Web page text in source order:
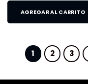
AGREGAR AL CARRITO
1 2 3